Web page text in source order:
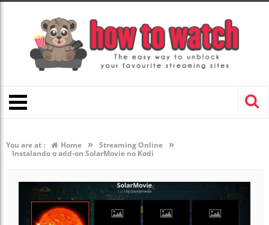
You are at : Home » Streaming Online »
Instalando o add-on SolarMovie no Kodi